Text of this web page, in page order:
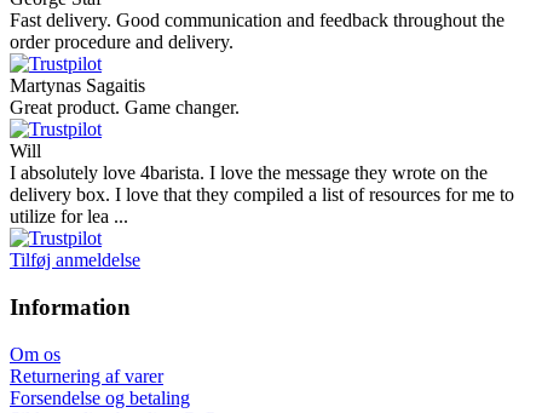
Fast delivery. Good communication and feedback throughout the
order procedure and delivery.
Martynas Sagaitis
Great product. Game changer.
Will
I absolutely love 4barista. I love the message they wrote on the
delivery box. I love that they compiled a list of resources for me to
utilize for lea ...
Tilføj anmeldelse
Information
Om os
Returnering af varer
Forsendelse og betaling